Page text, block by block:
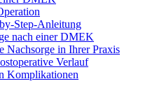
Step-Anleitung
nach einer DMEK
Nachsorge in Ihrer Praxis
Verlauf
Komplikationen